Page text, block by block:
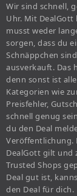
Wir sind schnell,
Uhr. Mit
musst weder
sorgen, dass du
Schnäppchen
ausverkauft. Das
denn sonst ist
Kategorien wie
Preisfehler,
schnell genug
du den Deal
Veröffentlichung.
DealGott gilt und
Trusted Shops
Deal gut ist,
den Deal für dich.